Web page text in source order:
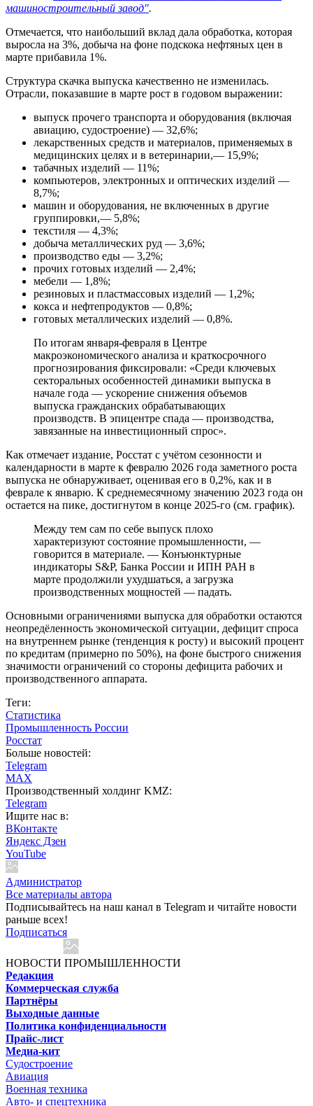
машиностроительный завод".
Отмечается, что наибольший вклад дала обработка, которая
выросла на 3%, добыча на фоне подскока нефтяных цен в
марте прибавила 1%.
Структура скачка выпуска качественно не изменилась.
Отрасли, показавшие в марте рост в годовом выражении:
выпуск прочего транспорта и оборудования (включая
авиацию, судостроение) — 32,6%;
лекарственных средств и материалов, применяемых в
медицинских целях и в ветеринарии,— 15,9%;
табачных изделий — 11%;
компьютеров, электронных и оптических изделий —
8,7%;
машин и оборудования, не включенных в другие
группировки,— 5,8%;
текстиля — 4,3%;
добыча металлических руд — 3,6%;
производство еды — 3,2%;
прочих готовых изделий — 2,4%;
мебели — 1,8%;
резиновых и пластмассовых изделий — 1,2%;
кокса и нефтепродуктов — 0,8%;
готовых металлических изделий — 0,8%.
По итогам января-февраля в Центре
макроэкономического анализа и краткосрочного
прогнозирования фиксировали: «Среди ключевых
секторальных особенностей динамики выпуска в
начале года — ускорение снижения объемов
выпуска гражданских обрабатывающих
производств. В эпицентре спада — производства,
завязанные на инвестиционный спрос».
Как отмечает издание, Росстат с учётом сезонности и
календарности в марте к февралю 2026 года заметного роста
выпуска не обнаруживает, оценивая его в 0,2%, как и в
феврале к январю. К среднемесячному значению 2023 года он
остается на пике, достигнутом в конце 2025-го (см. график).
Между тем сам по себе выпуск плохо
характеризуют состояние промышленности, —
говорится в материале. — Конъюнктурные
индикаторы S&P, Банка России и ИПН РАН в
марте продолжили ухудшаться, а загрузка
производственных мощностей — падать.
Основными ограничениями выпуска для обработки остаются
неопредёленность экономической ситуации, дефицит спроса
на внутреннем рынке (тенденция к росту) и высокий процент
по кредитам (примерно по 50%), на фоне быстрого снижения
значимости ограничений со стороны дефицита рабочих и
производственного аппарата.
Теги:
Статистика
Промышленность России
Росстат
Больше новостей:
Telegram
MAX
Производственный холдинг KMZ:
Telegram
Ищите нас в:
ВКонтакте
Яндекс Дзен
YouTube
Администратор
Все материалы автора
Подписывайтесь на наш канал в Telegram и читайте новости
раньше всех!
Подписаться
НОВОСТИ ПРОМЫШЛЕННОСТИ
Редакция
Коммерческая служба
Партнёры
Выходные данные
Политика конфиденциальности
Прайс-лист
Медиа-кит
Судостроение
Авиация
Военная техника
Авто- и спецтехника